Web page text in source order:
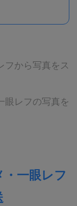
フから写真をス
眼レフの写真を
一眼レフ